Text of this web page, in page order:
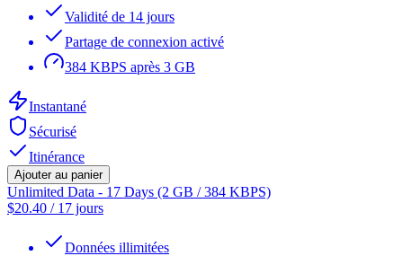
Validité de 14 jours
Partage de connexion activé
384 KBPS après 3 GB
Instantané
Sécurisé
Itinérance
Ajouter au panier
Unlimited Data - 17 Days (2 GB / 384 KBPS)
$20.40 / 17 jours
Données illimitées